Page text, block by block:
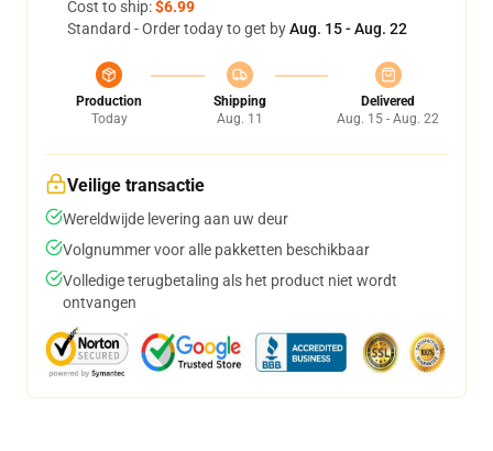
Cost to ship:$6.99
Standard - Order today to get byAug. 15 - Aug. 22
Production
Today
Shipping
Aug. 11
Delivered
Aug. 15 - Aug. 22
Veilige transactie
Wereldwijde levering aan uw deur
Volgnummer voor alle pakketten beschikbaar
Volledige terugbetaling als het product niet wordt
ontvangen